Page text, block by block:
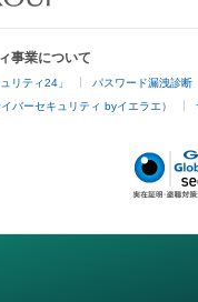
事業について
リティ24」 パスワード漏洩診断
バーセキュリティ byイエラエ）